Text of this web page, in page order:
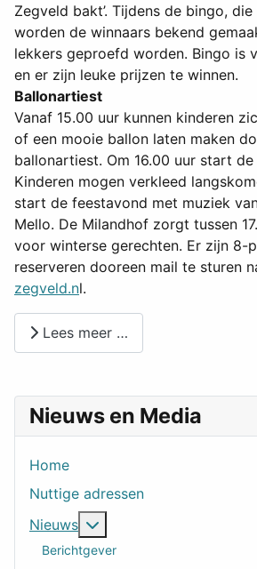
Nieuws en Media
Home
Nuttige adressen
Nieuws
Berichtgever
Zegveld bakt’. Tijdens de bingo,
worden de winnaars bekend
lekkers geproefd worden. Bingo is
en er zijn leuke prijzen te winnen.
Ballonartiest
Vanaf 15.00 uur kunnen kinderen
of een mooie ballon laten maken
ballonartiest. Om 16.00 uur start
Kinderen mogen verkleed
start de feestavond met muziek
Mello. De Milandhof zorgt tussen
voor winterse gerechten. Er zijn 8-
reserveren dooreen mail te sturen
zegveld.nl.
Lees meer …